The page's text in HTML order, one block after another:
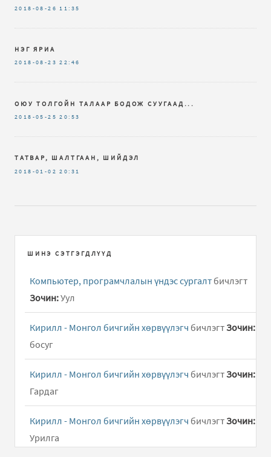
2018-08-26 11:35
НЭГ ЯРИА
2018-08-23 22:46
ОЮУ ТОЛГОЙН ТАЛААР БОДОЖ СУУГААД...
2018-05-25 20:53
ТАТВАР, ШАЛТГААН, ШИЙДЭЛ
2018-01-02 20:31
ШИНЭ СЭТГЭГДЛҮҮД
Компьютер, програмчлалын үндэс сургалт бичлэгт
Зочин:Уул
Кирилл - Монгол бичгийн хөрвүүлэгч бичлэгтЗочин:
босуг
Кирилл - Монгол бичгийн хөрвүүлэгч бичлэгтЗочин:
Гардаг
Кирилл - Монгол бичгийн хөрвүүлэгч бичлэгтЗочин:
Урилга